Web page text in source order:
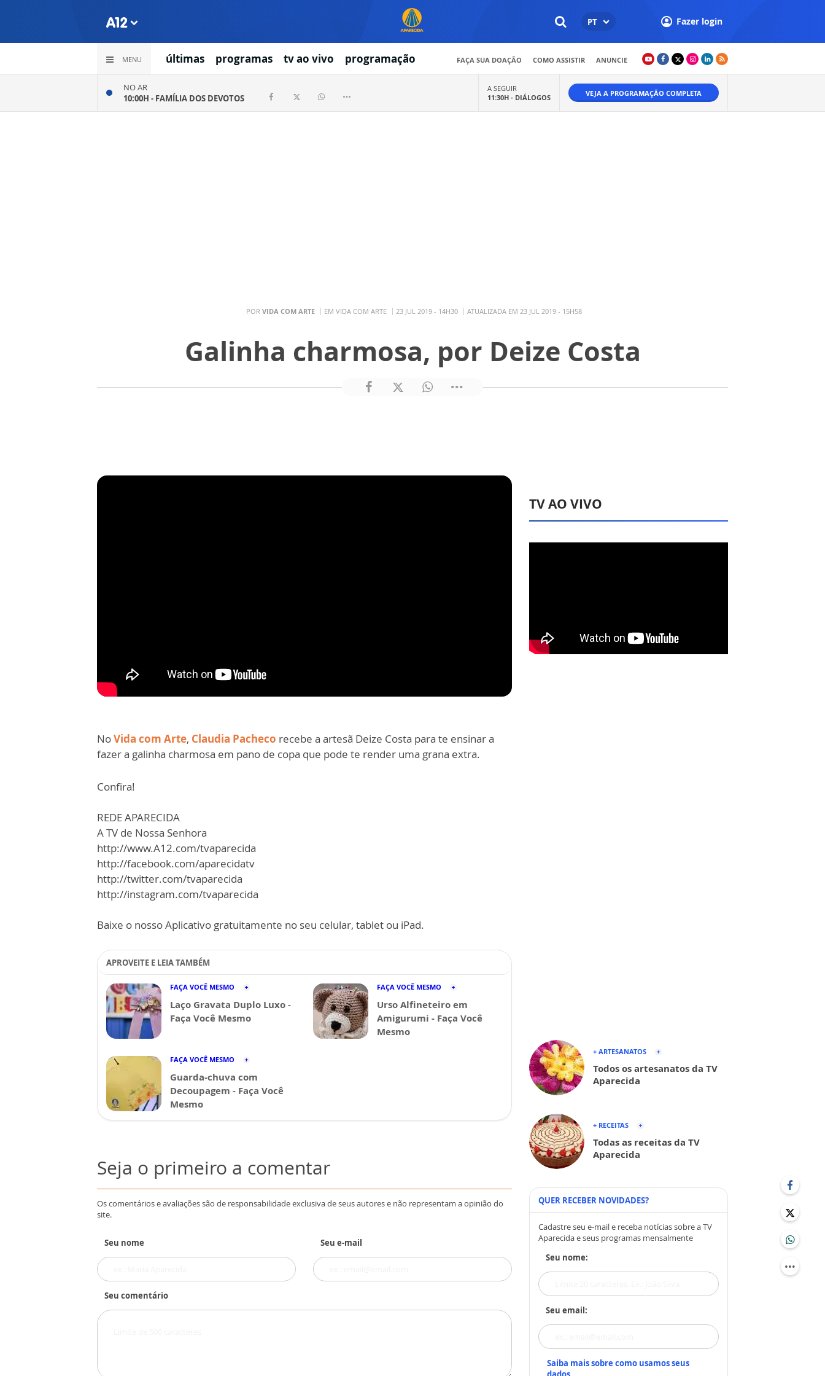
PT Fazer login
MENU últimas programas tv ao vivo programação FAÇA SUA DOAÇÃO COMO ASSISTIR ANUNCIE
NO AR
10:00H - FAMÍLIA DOS DEVOTOS
A SEGUIR
11:30H - DIÁLOGOS VEJA A PROGRAMAÇÃO COMPLETA
POR VIDA COM ARTE EM VIDA COM ARTE 23 JUL 2019 - 14H30 ATUALIZADA EM 23 JUL 2019 - 15H58
Galinha charmosa, por Deize Costa
NoVida com Arte, Claudia Pacheco recebe a artesã Deize Costa para te ensinar a
fazer a galinha charmosa em pano de copa que pode te render uma grana extra.
Confira!
REDE APARECIDA
A TV de Nossa Senhora
http://www.A12.com/tvaparecida
http://facebook.com/aparecidatv
http://twitter.com/tvaparecida
http://instagram.com/tvaparecida
Baixe o nosso Aplicativo gratuitamente no seu celular, tablet ou iPad.
APROVEITE E LEIA TAMBÉM
FAÇA VOCÊ MESMO
Laço Gravata Duplo Luxo -
Faça Você Mesmo
FAÇA VOCÊ MESMO
Urso Alfineteiro em
Amigurumi - Faça Você
Mesmo
FAÇA VOCÊ MESMO
Guarda-chuva com
Decoupagem - Faça Você
Mesmo
Seja o primeiro a comentar
Os comentários e avaliações são de responsabilidade exclusiva de seus autores e não representam a opinião do
site.
Seu nome Seu e-mail
Seu comentário
TV AO VIVO
+ ARTESANATOS
Todos os artesanatos da TV
Aparecida
+ RECEITAS
Todas as receitas da TV
Aparecida
QUER RECEBER NOVIDADES?
Cadastre seu e-mail e receba notícias sobre a TV
Aparecida e seus programas mensalmente
Seu nome:
Seu email:
Saiba mais sobre como usamos seus